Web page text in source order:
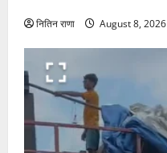
नितिन राणा August 8, 2026